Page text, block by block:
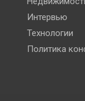
Интервью
Технологии
Политика